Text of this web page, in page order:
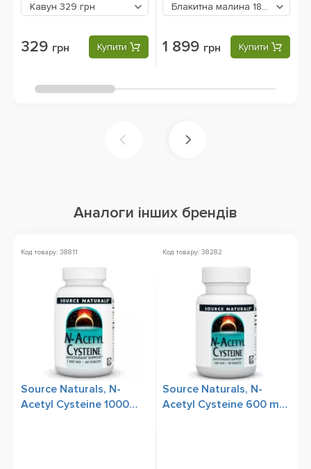
Кавун 329 грн
329 грн Купити
Блакитна малина 1899 грн
1 899 грн Купити
Аналоги інших брендів
Код товару: 38811
Source Naturals, N-
Acetyl Cysteine 1000
Код товару: 38282
Source Naturals, N-
Acetyl Cysteine 600 mg,